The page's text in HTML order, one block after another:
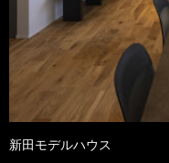
新田モデルハウス